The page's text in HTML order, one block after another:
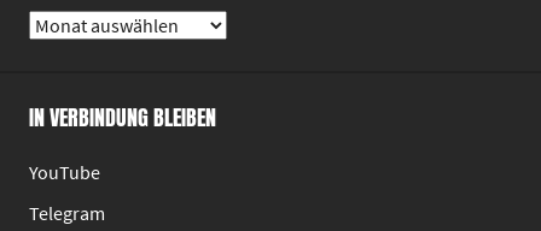
Monatliche
IN VERBINDUNG BLEIBEN
YouTube
Telegram